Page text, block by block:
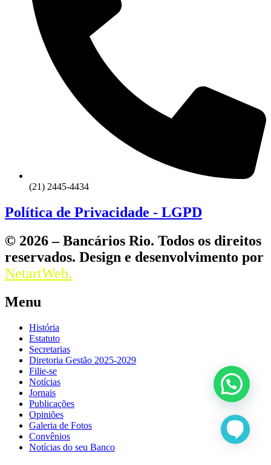
(21) 2445-4434
Política de Privacidade - LGPD
© 2026 – Bancários Rio. Todos os direitos
reservados. Design e desenvolvimento por
NetartWeb.
Menu
História
Estatuto
Secretarias
Diretoria Gestão 2025-2029
Filie-se
Notícias
Jornais
Publicações
Opiniões
Galeria de Fotos
Convênios
Notícias do seu Banco